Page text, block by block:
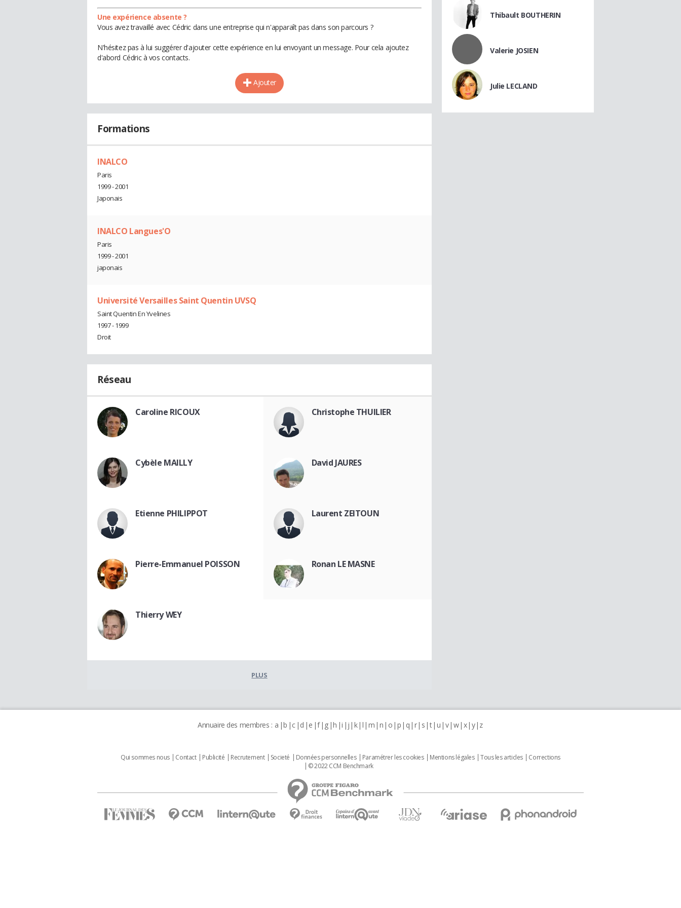
Une expérience absente ?
Vous avez travaillé avec Cédric dans une entreprise qui n'apparaît pas dans son parcours ?
N'hésitez pas à lui suggérer d'ajouter cette expérience en lui envoyant un message. Pour cela ajoutez
d'abord Cédric à vos contacts.
Ajouter
Formations
INALCO
Paris
1999 - 2001
Japonais
INALCO Langues'O
Paris
1999 - 2001
japonais
Université Versailles Saint Quentin UVSQ
Saint Quentin En Yvelines
1997 - 1999
Droit
Réseau
Caroline RICOUX Christophe THUILIER
Cybèle MAILLY David JAURES
Etienne PHILIPPOT Laurent ZEITOUN
Pierre-Emmanuel POISSON Ronan LE MASNE
Thierry WEY
PLUS
Thibault BOUTHERIN
Valerie JOSIEN
Julie LECLAND
Annuaire des membres : a b c d e f g h i j k l m n o p q r s t u v w x y z
Qui sommes nous Contact Publicité Recrutement Societé Données personnelles Paramétrer les cookies Mentions légales Tous les articles
Corrections
© 2022 CCM Benchmark